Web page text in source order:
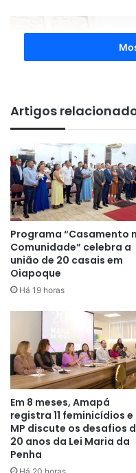
Nas dependências do
Adolescente (HCA), o
verificou os leitos que
número de vagas na
destacou o empenho dos
prestar atendimento à
Durante a visita, Clécio
governador Teles Júnior
as demandas
entrada, pintura e
prioridade é a abertura
intensiva.
Artigos
Programa “Casamento
Comunidade” celebra a
união de 20 casais em
Oiapoque
Há 19 horas
Em 8 meses, Amapá
registra 11 feminicídios e
MP discute os desafios
20 anos da Lei Maria da
Penha